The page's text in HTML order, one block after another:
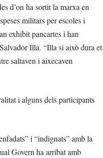
d’on ha sortit la marxa en
militars per escoles i
exhibit pancartes i han
Illa. “Illa si això dura et
saltaven i aixecaven
i alguns dels participants
i “indignats” amb la
Govern ha arribat amb